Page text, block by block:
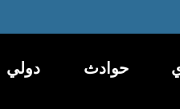
حوادث دولي